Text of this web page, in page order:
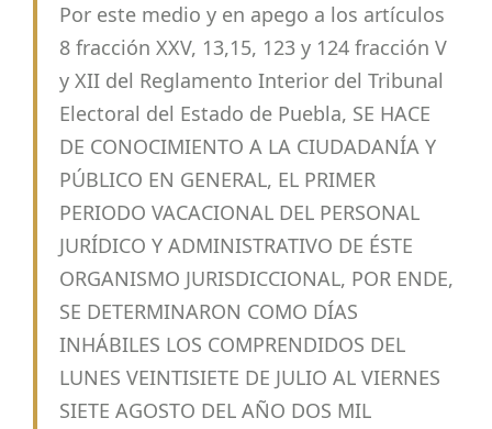
Por este medio y en apego a los artículos
8 fracción XXV, 13,15, 123 y 124 fracción V
y XII del Reglamento Interior del Tribunal
Electoral del Estado de Puebla, SE HACE
DE CONOCIMIENTO A LA CIUDADANÍA Y
PÚBLICO EN GENERAL, EL PRIMER
PERIODO VACACIONAL DEL PERSONAL
JURÍDICO Y ADMINISTRATIVO DE ÉSTE
ORGANISMO JURISDICCIONAL, POR ENDE,
SE DETERMINARON COMO DÍAS
INHÁBILES LOS COMPRENDIDOS DEL
LUNES VEINTISIETE DE JULIO AL VIERNES
SIETE AGOSTO DEL AÑO DOS MIL